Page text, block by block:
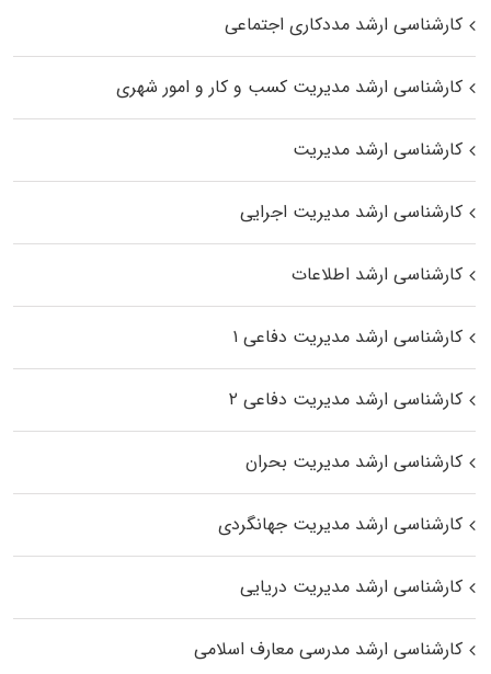
کارشناسی ارشد مددکاری اجتماعی
کارشناسی ارشد مدیریت کسب و کار و امور شهری
کارشناسی ارشد مدیریت
کارشناسی ارشد مدیریت اجرایی
کارشناسی ارشد اطلاعات
کارشناسی ارشد مدیریت دفاعی ۱
کارشناسی ارشد مدیریت دفاعی ۲
کارشناسی ارشد مدیریت بحران
کارشناسی ارشد مدیریت جهانگردی
کارشناسی ارشد مدیریت دریایی
کارشناسی ارشد مدرسی معارف اسلامی